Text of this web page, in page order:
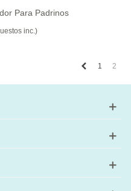
Para Padrinos
inc.)
Anterior
1 2